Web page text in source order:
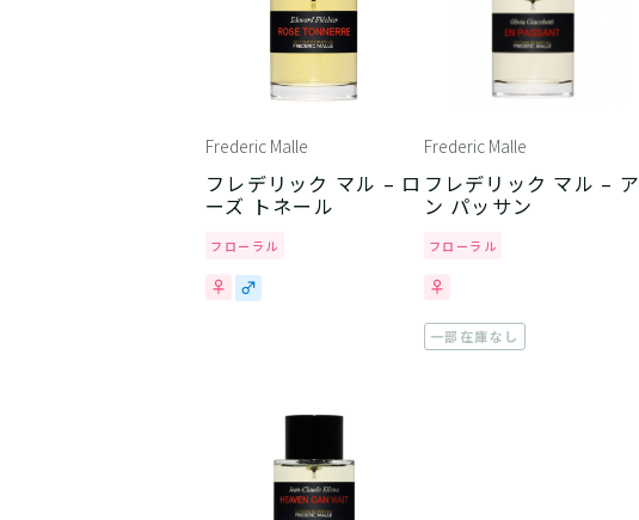
Frederic Malle
フレデリック マル – ロ
ーズ トネール
フローラル
Frederic Malle
フレデリック マル – ア
ン パッサン
フローラル
一部在庫なし